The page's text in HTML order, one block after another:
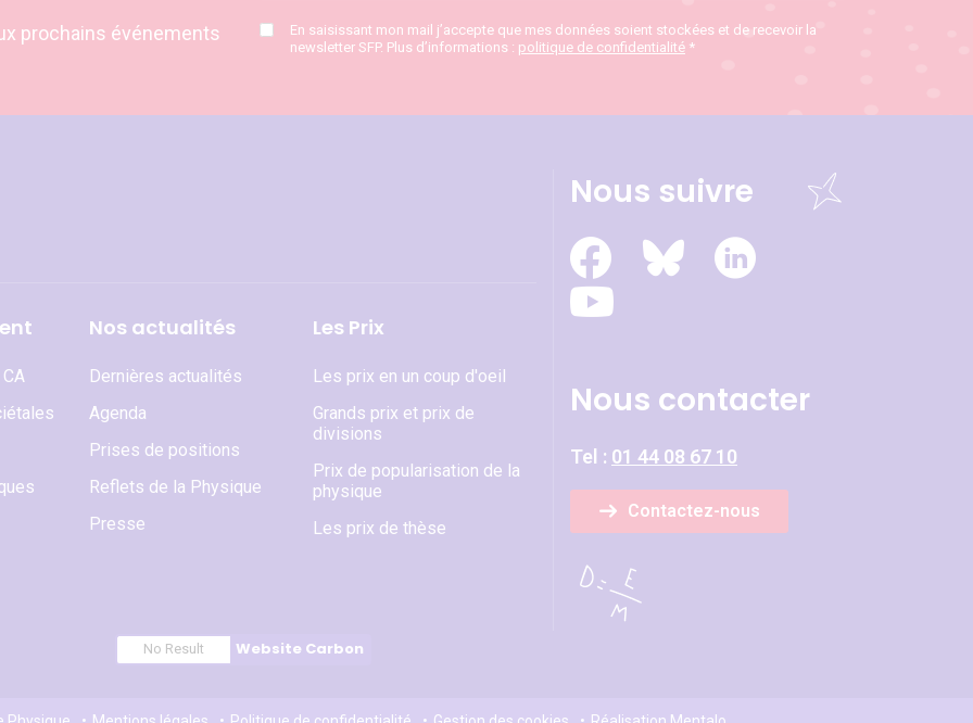
prochains événements
En saisissant mon mail j’accepte que mes données soient stockées et de recevoir la
newsletter SFP. Plus d’informations : politique de confidentialité *
Nos actualités
Dernières actualités
Agenda
Prises de positions
Reflets de la Physique
Presse
Les Prix
Les prix en un coup d'oeil
Grands prix et prix de
divisions
Prix de popularisation de la
physique
Les prix de thèse
Nous suivre
Nous contacter
Tel : 01 44 08 67 10
Contactez-nous
No Result Website Carbon